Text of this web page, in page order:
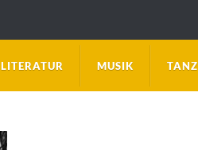
LITERATUR MUSIK TANZ